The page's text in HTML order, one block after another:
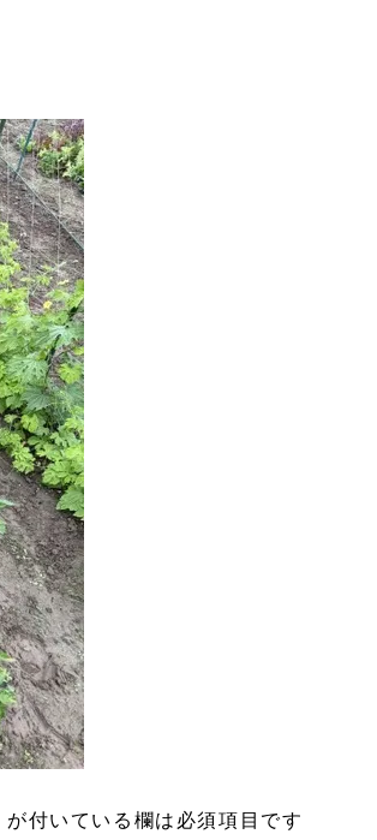
が付いている欄は必須項目です